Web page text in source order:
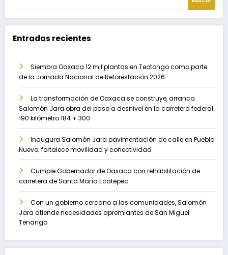
Entradas recientes
Siembra Oaxaca 12 mil plantas en Teotongo como parte
de la Jornada Nacional de Reforestación 2026
La transformación de Oaxaca se construye, arranca
Salomón Jara obra del paso a desnivel en la carretera federal
190 kilómetro 184 + 300
Inaugura Salomón Jara pavimentación de calle en Pueblo
Nuevo; fortalece movilidad y conectividad
Cumple Gobernador de Oaxaca con rehabilitación de
carretera de Santa María Ecatepec
Con un gobierno cercano a las comunidades, Salomón
Jara atiende necesidades apremiantes de San Miguel
Tenango